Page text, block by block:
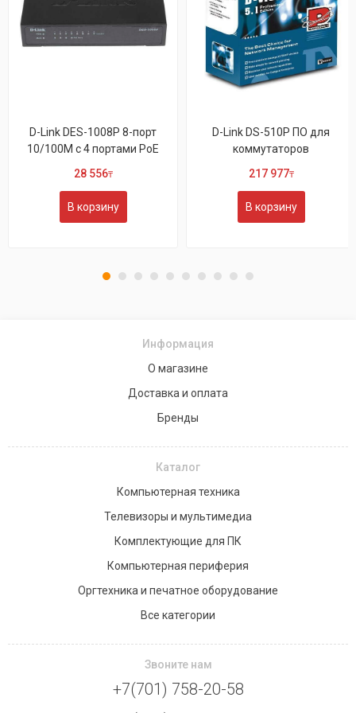
D-Link DES-1008P 8-порт
10/100M с 4 портами РоЕ
28 556₸
В корзину
D-Link DS-510P ПО для
коммутаторов
217 977₸
В корзину
Информация
О магазине
Доставка и оплата
Бренды
Каталог
Компьютерная техника
Телевизоры и мультимедиа
Комплектующие для ПК
Компьютерная периферия
Оргтехника и печатное оборудование
Все категории
Звоните нам
+7(701) 758-20-58